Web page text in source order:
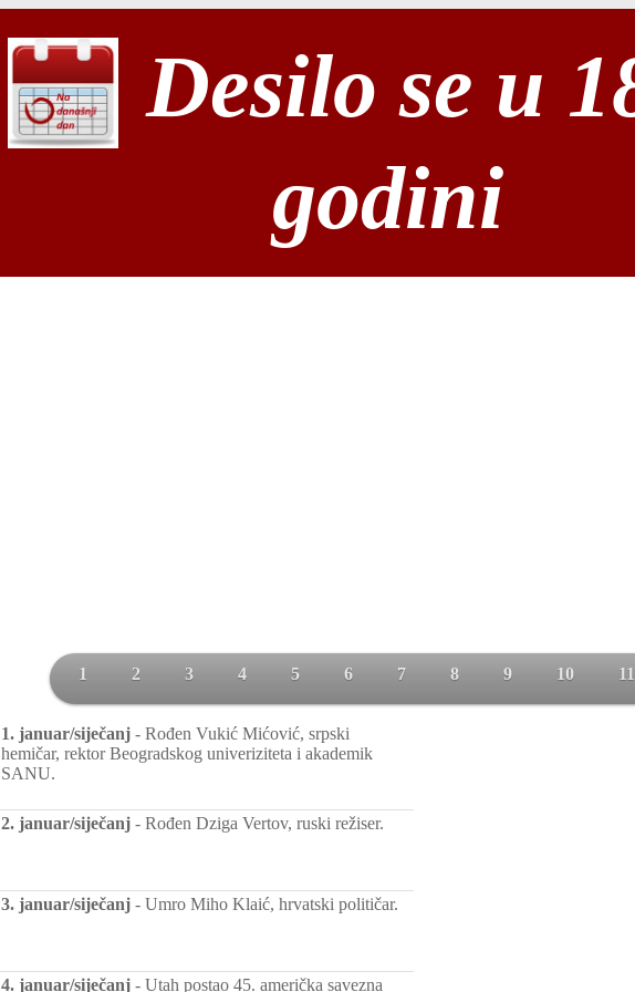
Desilo se u
godini
1 2 3 4 5 6 7 8 9 10 11
1. januar/siječanj - Rođen Vukić Mićović, srpski
hemičar, rektor Beogradskog univeriziteta i akademik
SANU.
2. januar/siječanj - Rođen Dziga Vertov, ruski režiser.
3. januar/siječanj - Umro Miho Klaić, hrvatski političar.
4. januar/siječanj - Utah postao 45. američka savezna